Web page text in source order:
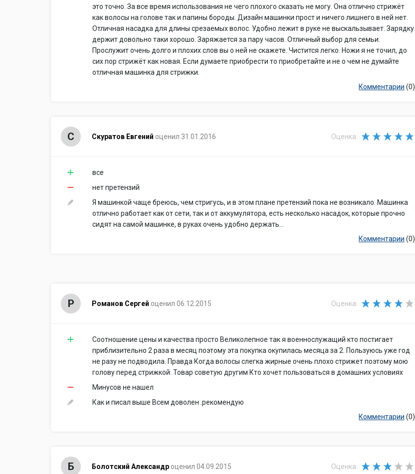
это точно. За все время использования не чего плохого сказать не могу. Она отлично стрижёт
как волосы на голове так и папины бороды. Дизайн машинки прост и ничего лишнего в ней нет.
Отличная насадка для длины срезаемых волос. Удобно лежит в руке не выскальзывает. Зарядку
держит довольно таки хорошо. Заряжается за пару часов. Отличный выбор для семьи.
Прослужит очень долго и плохих слов вы о ней не скажете. Чистится легко. Ножи я не точил, до
сих пор стрижёт как новая. Если думаете приобрести то приобретайте и не о чем не думайте
отличная машинка для стрижки.
Комментарии (0)
С Скуратов Евгений оценил 31.01.2016 Оценка:
все
нет претензий
Я машинкой чаще бреюсь, чем стригусь, и в этом плане претензий пока не возникало. Машинка
отлично работает как от сети, так и от аккумулятора, есть несколько насадок, которые прочно
сидят на самой машинке, в руках очень удобно держать...
Комментарии (0)
Р Романов Сергей оценил 06.12.2015 Оценка:
Соотношение цены и качества просто Великолепное так я военнослужащий кто постигает
приблизительно 2 раза в месяц поэтому эта покупка окупилась месяца за 2. Пользуюсь уже год
не разу не подводила. Правда Когда волосы слегка жирные очень плохо стрижет поэтому мою
голову перед стрижкой. Товар советую другим Кто хочет пользоваться в домашних условиях
Минусов не нашел
Как и писал выше Всем доволен .рекомендую
Комментарии (0)
Б Болотский Александр оценил 04.09.2015 Оценка: